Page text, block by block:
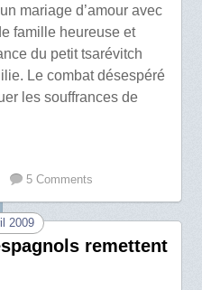
mariage d’amour avec
famille heureuse et
du petit tsarévitch
Le combat désespéré
les souffrances de
5 Comments
2009
remettent